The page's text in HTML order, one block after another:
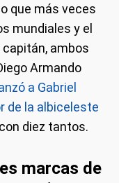
que más veces
mundiales y el
ambos
Armando
a Gabriel
de la albiceleste
diez tantos.
marcas de